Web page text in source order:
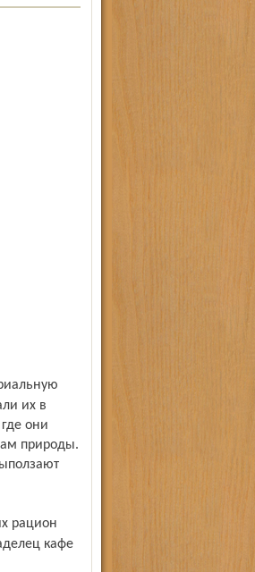
их в
они
природы.
кафе